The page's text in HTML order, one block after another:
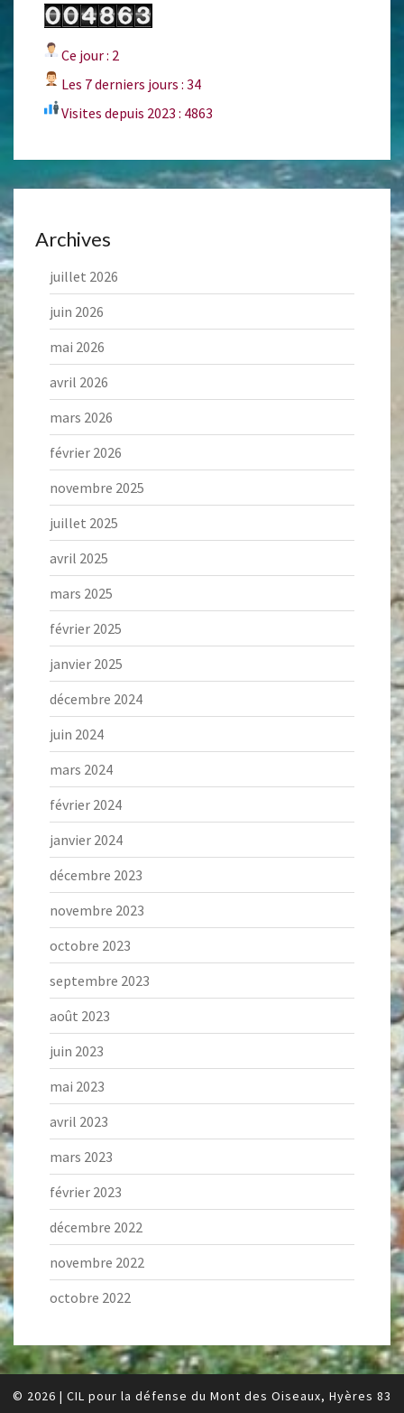
Ce jour : 2
Les 7 derniers jours : 34
Visites depuis 2023 : 4863
Archives
juillet 2026
juin 2026
mai 2026
avril 2026
mars 2026
février 2026
novembre 2025
juillet 2025
avril 2025
mars 2025
février 2025
janvier 2025
décembre 2024
juin 2024
mars 2024
février 2024
janvier 2024
décembre 2023
novembre 2023
octobre 2023
septembre 2023
août 2023
juin 2023
mai 2023
avril 2023
mars 2023
février 2023
décembre 2022
novembre 2022
octobre 2022
© 2026 | CIL pour la défense du Mont des Oiseaux, Hyères 83